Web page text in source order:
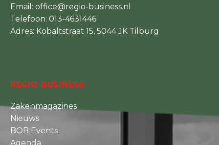
Email: office@regio-business.nl
Telefoon: 013-4631446
Adres: Kobaltstraat 15, 5044 JK Tilburg
REGIO BUSINESS
Zakenmagazines
Nieuws
BOB Events
Agenda